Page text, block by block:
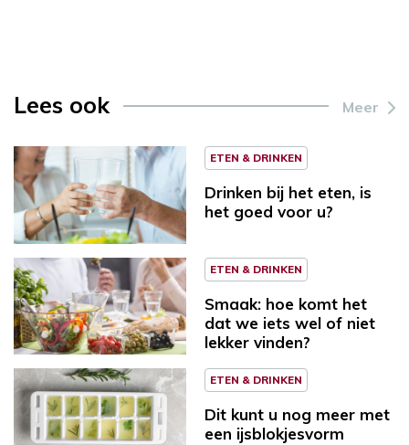
Lees ook Meer
ETEN & DRINKEN
Drinken bij het eten, is
het goed voor u?
ETEN & DRINKEN
Smaak: hoe komt het
dat we iets wel of niet
lekker vinden?
ETEN & DRINKEN
Dit kunt u nog meer met
een ijsblokjesvorm